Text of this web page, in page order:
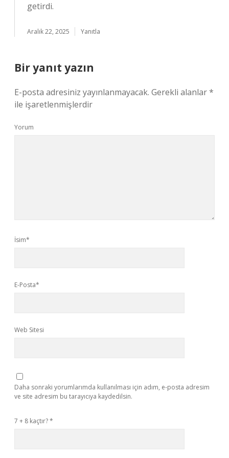
getirdi.
Aralık 22, 2025 Yanıtla
Bir yanıt yazın
E-posta adresiniz yayınlanmayacak. Gerekli alanlar*
ile işaretlenmişlerdir
Yorum
İsim*
E-Posta*
Web Sitesi
Daha sonraki yorumlarımda kullanılması için adım, e-posta adresim
ve site adresim bu tarayıcıya kaydedilsin.
7 + 8 kaçtır?*